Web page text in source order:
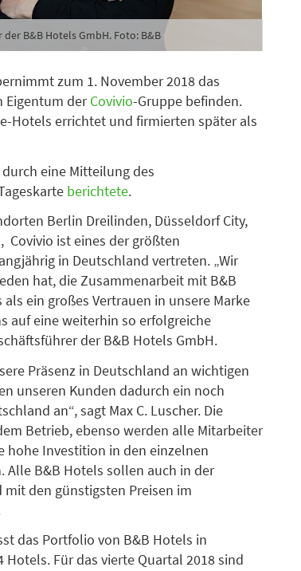
der B&B Hotels GmbH. Foto: B&B
zum 1. November 2018 das
Eigentum derCovivio-Gruppe befinden.
Hotels errichtet und firmierten später als
eine Mitteilung des
berichtete.
Berlin Dreilinden, Düsseldorf City,
Covivio ist eines der größten
in Deutschland vertreten. „Wir
hat, die Zusammenarbeit mit B&B
ein großes Vertrauen in unsere Marke
auf eine weiterhin so erfolgreiche
der B&B Hotels GmbH.
Präsenz in Deutschland an wichtigen
unseren Kunden dadurch ein noch
an“, sagt Max C. Luscher. Die
Betrieb, ebenso werden alle Mitarbeiter
hohe Investition in den einzelnen
Alle B&B Hotels sollen auch in der
den günstigsten Preisen im
das Portfolio von B&B Hotels in
Für das vierte Quartal 2018 sind